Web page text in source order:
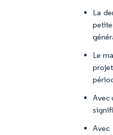
La
Le
Avec
Avec